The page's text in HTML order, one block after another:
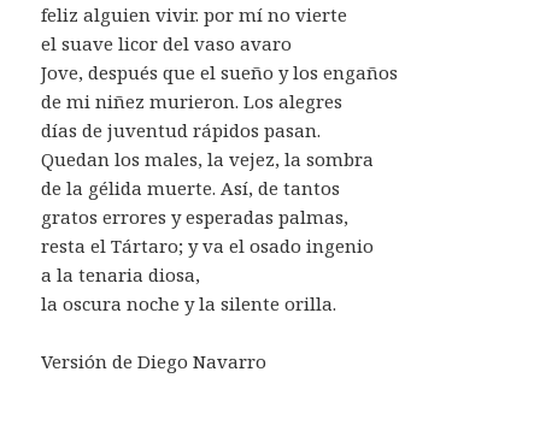
feliz alguien vivir. por mí no vierte
el suave licor del vaso avaro
Jove, después que el sueño y los engaños
de mi niñez murieron. Los alegres
días de juventud rápidos pasan.
Quedan los males, la vejez, la sombra
de la gélida muerte. Así, de tantos
gratos errores y esperadas palmas,
resta el Tártaro; y va el osado ingenio
a la tenaria diosa,
la oscura noche y la silente orilla.
Versión de Diego Navarro